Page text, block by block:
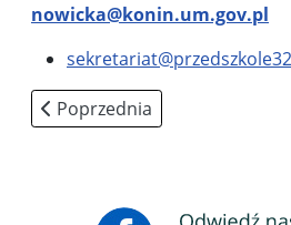
nowicka@konin.um.gov.pl
Poprzednia strona:
Poprzednia